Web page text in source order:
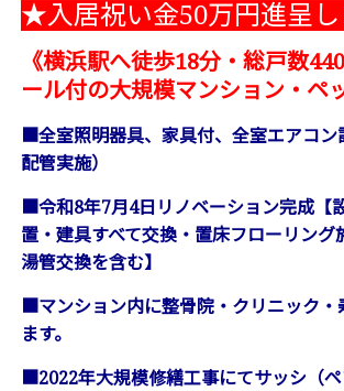
★入居祝い金50万円進呈し
《横浜駅へ徒歩18分・総戸数
ール付の大規模マンション・ペ
■全室照明器具、家具付、全室エアコン
配管実施）
■令和8年7月4日リノベーション完成【
置・建具すべて交換・置床フローリング
湯管交換を含む】
■マンション内に整骨院・クリニック・
ます。
■2022年大規模修繕工事にてサッシ（